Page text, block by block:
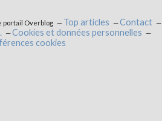
portail Overblog Top articles
Contact
Cookies et données personnelles
cookies